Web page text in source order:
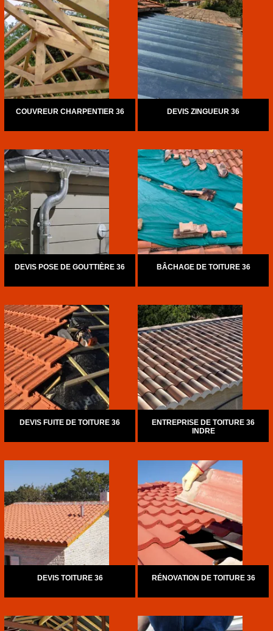
COUVREUR CHARPENTIER 36 DEVIS ZINGUEUR 36
DEVIS POSE DE GOUTTIÈRE 36 BÂCHAGE DE TOITURE 36
DEVIS FUITE DE TOITURE 36
ENTREPRISE DE TOITURE 36
INDRE
DEVIS TOITURE 36 RÉNOVATION DE TOITURE 36